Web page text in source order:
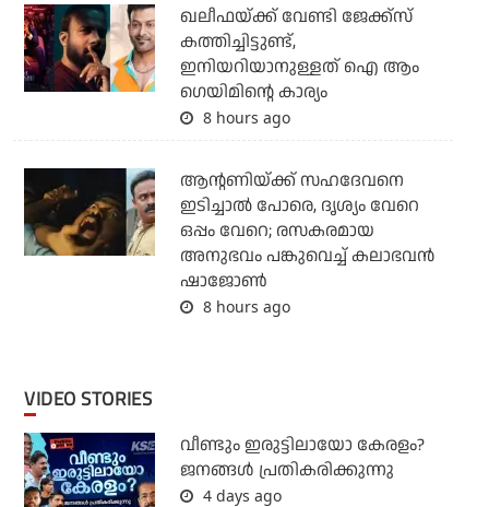
ഖലീഫയ്ക്ക് വേണ്ടി ജേക്ക്‌സ്
കത്തിച്ചിട്ടുണ്ട്,
ഇനിയറിയാനുള്ളത് ഐ ആം
ഗെയിമിന്റെ കാര്യം
8 hours ago
ആന്റണിയ്ക്ക് സഹദേവനെ
ഇടിച്ചാല്‍ പോരെ, ദൃശ്യം വേറെ
ഒപ്പം വേറെ; രസകരമായ
അനുഭവം പങ്കുവെച്ച് കലാഭവന്‍
ഷാജോണ്‍
8 hours ago
VIDEO STORIES
വീണ്ടും ഇരുട്ടിലായോ കേരളം?
ജനങ്ങൾ പ്രതികരിക്കുന്നു
4 days ago